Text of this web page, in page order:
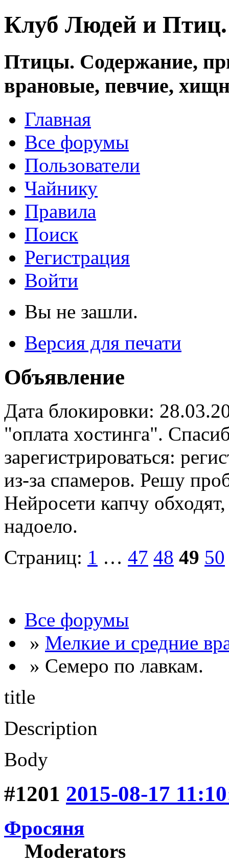
Клуб Людей и
Птицы. Содержание,
врановые, певчие,
Главная
Все форумы
Пользователи
Чайнику
Правила
Поиск
Регистрация
Войти
Вы не зашли.
Версия для печати
Объявление
Дата блокировки:
"оплата хостинга".
зарегистрироваться:
из-за спамеров. Решу
Нейросети капчу
надоело.
Страниц: 1 … 47 48 49 50
Все форумы
» Мелкие и средние
» Семеро по лавкам.
title
Description
Body
#1201 2015-08-17
Фросяня
Moderators